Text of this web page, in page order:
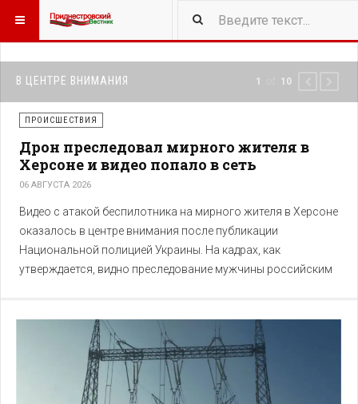
418 NEW ARTICLES
В ЦЕНТРЕ ВНИМАНИЯ
ПРОИСШЕСТВИЯ
Дрон преследовал мирного жителя в
Херсоне и видео попало в сеть
06 АВГУСТА 2026
Видео с атакой беспилотника на мирного жителя в Херсоне
оказалось в центре внимания после публикации
Национальной полицией Украины. На кадрах, как
утверждается, видно преследование мужчины российским
1 10